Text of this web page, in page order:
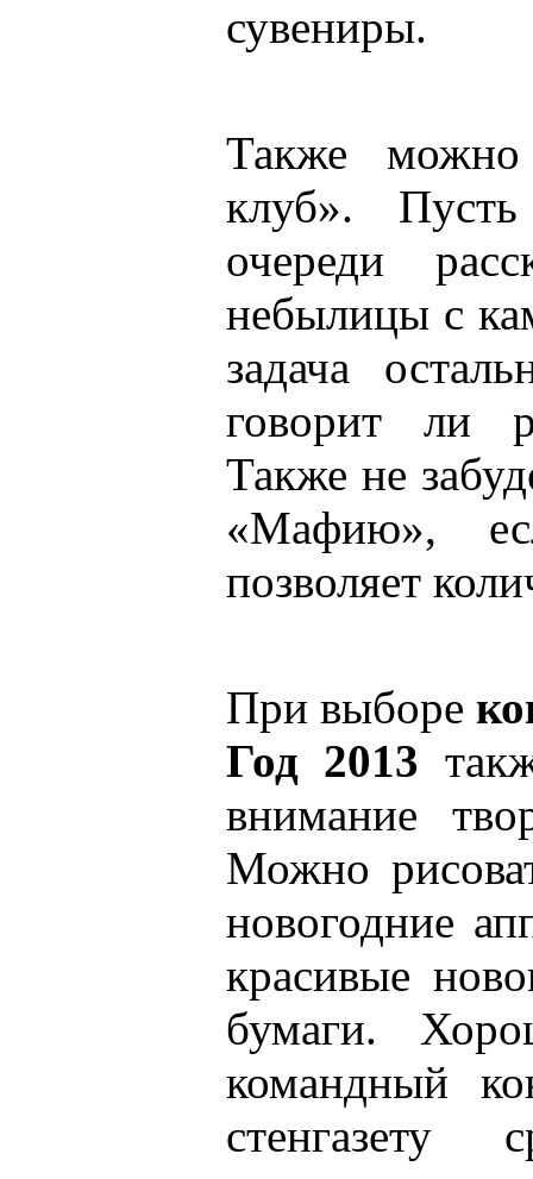
сувениры.
Также можно
клуб».
очереди
небылицы с
задача
говорит ли
Также не
«Мафию»,
позволяет
При выборе
Год 2013
внимание
Можно
новогодние
красивые
бумаги.
командный
стенгазету